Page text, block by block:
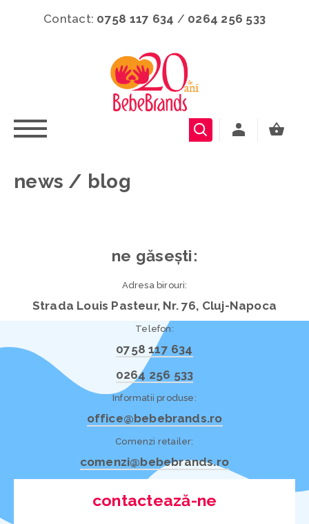
Contact: 0758 117 634 / 0264 256 533
news / blog
ne găsești:
Adresa birouri:
Strada Louis Pasteur, Nr. 76, Cluj-Napoca
Telefon:
0758 117 634
0264 256 533
Informatii produse:
office@bebebrands.ro
Comenzi retailer:
comenzi@bebebrands.ro
contactează-ne